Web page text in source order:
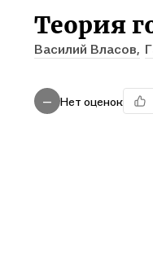
Теория
Василий Власов,
— Нет оценок